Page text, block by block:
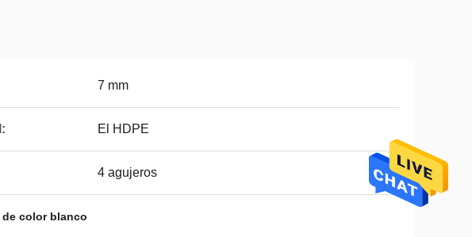
7 mm
El HDPE
4 agujeros
de color blanco